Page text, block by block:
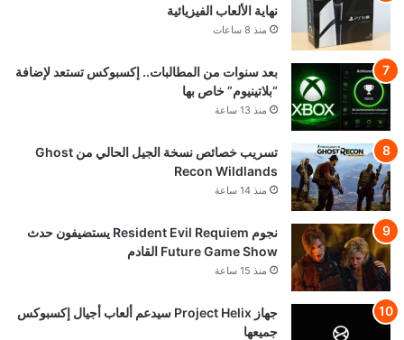
نهاية الألعاب الفيزيائية
منذ 8 ساعات
بعد سنوات من المطالبات.. إكسبوكس تستعد لإضافة
“بلاتينيوم” خاص بها
منذ 13 ساعة
تسريب خصائص نسخة الجيل الحالي من Ghost
Recon Wildlands
منذ 14 ساعة
نجوم Resident Evil Requiem يستضيفون حدث
Future Game Show القادم
منذ 15 ساعة
جهاز Project Helix سيدعم ألعاب أجيال إكسبوكس
جميعها